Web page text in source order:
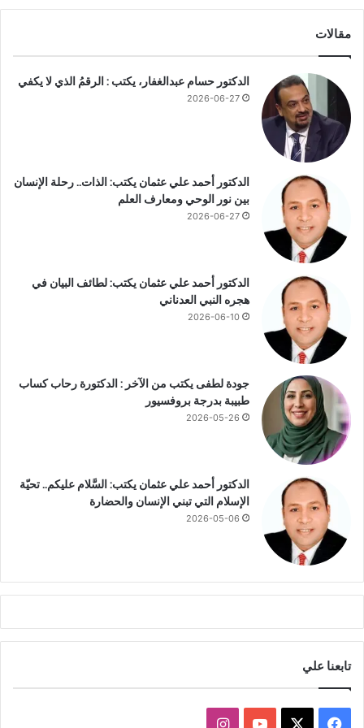
ا
ر
و
ع
ة
ل
ي
ا
ا
ل
ص
مقالات
الدكتور حسام عبدالغفار، يكتب : الرقمُ الذي لا يكفي
2026-06-27
الدكتور أحمد علي عثمان يكتب: الذات.. رحلة الإنسان
بين نور الوحي ومعارف العلم
2026-06-27
الدكتور أحمد علي عثمان يكتب: لطائف البيان في
هجره النبي العدناني
2026-06-10
جودة لطفى يكتب من الآخر : الدكتورة رحاب كساب
طبيبة بدرجة بروفسيور
2026-05-26
الدكتور أحمد علي عثمان يكتب: السَّلام عليكم.. تحيّة
الإسلام التي تبني الإنسان والحضارة
2026-05-06
تابعنا علي